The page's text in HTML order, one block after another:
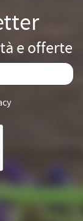
e offerte